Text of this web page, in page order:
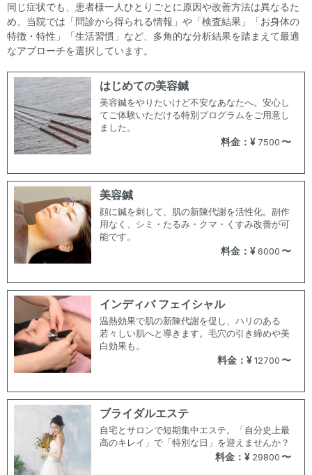
Google Maps
同じ症状でも、患者様一人ひとりごとに原因や改善方法は異なるた
め、当院では「問診から得られる情報」や「検査結果」「お身体の
特徴・特性」「生活習慣」など、多角的な分析結果を踏まえて最適
なアプローチを選択しています。
はじめての美容鍼
美容鍼をやりたいけど不安なあなたへ。安心し
てご体験いただける特別プログラムをご用意し
ました。
料金：¥ 7500〜
美容鍼
顔に鍼を刺して、肌の新陳代謝を活性化。副作
用なく、シミ・たるみ・クマ・くすみ改善が可
能です。
料金：¥6000〜
インディバ フェイシャル
温熱効果で肌の新陳代謝を促し、ハリのある
若々しい肌へと導きます。毛穴の引き締めや美
白効果も。
料金：¥12700〜
ブライダルエステ
自宅とサロンで短期集中エステ。「自分史上最
高のキレイ」で「特別な日」を迎えませんか？
料金：¥ 29800〜